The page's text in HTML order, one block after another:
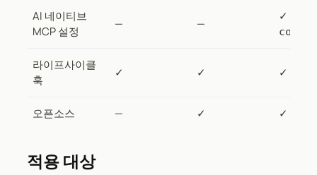
AI 네이티브
MCP 설정
— —
✓ (
config
라이프사이클
훅
✓ ✓ ✓
오픈소스 — ✓ ✓ (MIT)
적용 대상